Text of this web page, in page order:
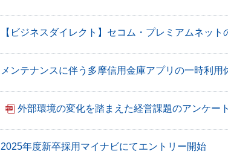
【ビジネスダイレクト】セコム・プレミアムネッ
メンテナンスに伴う多摩信用金庫アプリの一時利用
外部環境の変化を踏まえた経営課題のアンケー
2025年度新卒採用マイナビにてエントリー開始